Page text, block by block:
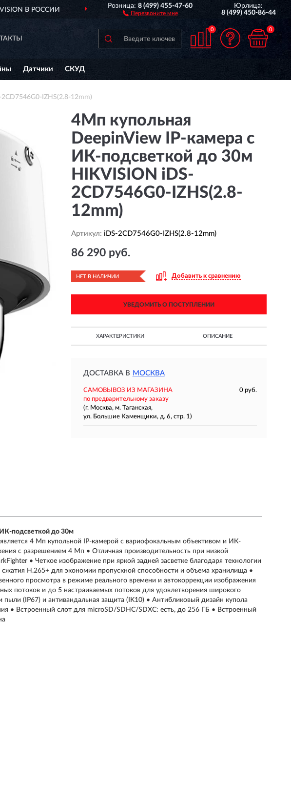
ДОСТАВИМ ПО ВСЕЙ РОССИИ
Розница:8 (499) 455-47-60
Перезвоните мне
Юрлица:
8 (499) 450-86-44
0 0
Датчики СКУД
IZHS(2.8-12mm)
4Мп купольная
DeepinView IP-камера с
ИК-подсветкой до 30м
HIKVISION iDS-
2CD7546G0-IZHS(2.8-
12mm)
Артикул: iDS-2CD7546G0-IZHS(2.8-12mm)
86 290 руб.
НЕТ В НАЛИЧИИ Добавить к сравнению
УВЕДОМИТЬ О ПОСТУПЛЕНИИ
ХАРАКТЕРИСТИКИ ОПИСАНИЕ
ДОСТАВКА В МОСКВА
САМОВЫВОЗ ИЗ МАГАЗИНА
0 руб.
по предварительному заказу
(г. Москва, м. Таганская,
ул. Большие Каменщики, д. 6, стр. 1)
подсветкой до 30м
4 Мп купольной IP-камерой с вариофокальным объективом и ИК-
с разрешением 4 Мп • Отличная производительность при низкой
• Четкое изображение при яркой задней засветке благодаря технологии
H.265+ для экономии пропускной способности и объема хранилища •
просмотра в режиме реального времени и автокоррекции изображения
потоков и до 5 настраиваемых потоков для удовлетворения широкого
пыли (IP67) и антивандальная защита (IK10) • Антибликовый дизайн купола
• Встроенный слот для microSD/SDHC/SDXC: есть, до 256 ГБ • Встроенный